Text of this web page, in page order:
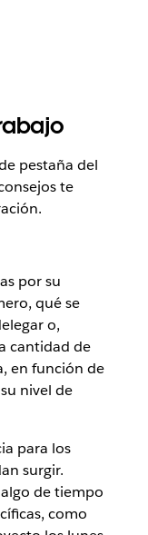
pestaña del
te
por su
qué se
o,
cantidad de
en función de
nivel de
para los
surgir.
de tiempo
como